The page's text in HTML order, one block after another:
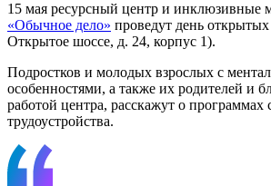
15 мая ресурсный центр и инклюзивные
«Обычное дело» проведут день
Открытое шоссе, д. 24, корпус 1).
Подростков и молодых взрослых с
особенностями, а также их родителей и
работой центра, расскажут о программах
трудоустройства.